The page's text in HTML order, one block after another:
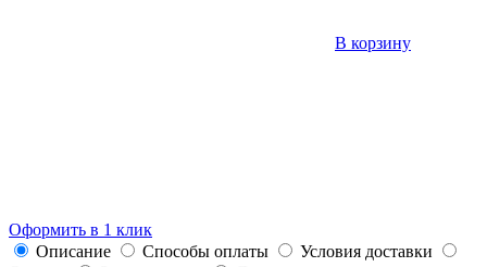
В корзину
Оформить в 1 клик
Описание
Способы оплаты
Условия доставки